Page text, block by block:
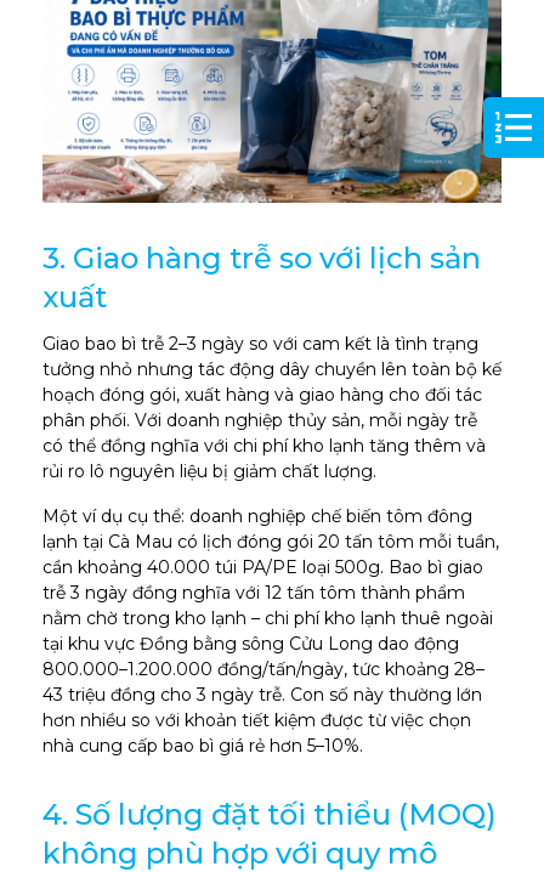
3. Giao hàng trễ so với lịch sản
xuất
Giao bao bì trễ 2–3 ngày so với cam kết là tình trạng
tưởng nhỏ nhưng tác động dây chuyền lên toàn bộ kế
hoạch đóng gói, xuất hàng và giao hàng cho đối tác
phân phối. Với doanh nghiệp thủy sản, mỗi ngày trễ
có thể đồng nghĩa với chi phí kho lạnh tăng thêm và
rủi ro lô nguyên liệu bị giảm chất lượng.
Một ví dụ cụ thể: doanh nghiệp chế biến tôm đông
lạnh tại Cà Mau có lịch đóng gói 20 tấn tôm mỗi tuần,
cần khoảng 40.000 túi PA/PE loại 500g. Bao bì giao
trễ 3 ngày đồng nghĩa với 12 tấn tôm thành phẩm
nằm chờ trong kho lạnh – chi phí kho lạnh thuê ngoài
tại khu vực Đồng bằng sông Cửu Long dao động
800.000–1.200.000 đồng/tấn/ngày, tức khoảng 28–
43 triệu đồng cho 3 ngày trễ. Con số này thường lớn
hơn nhiều so với khoản tiết kiệm được từ việc chọn
nhà cung cấp bao bì giá rẻ hơn 5–10%.
4. Số lượng đặt tối thiểu (MOQ)
không phù hợp với quy mô